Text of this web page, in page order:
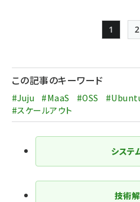
Page
1 2
この記事のキーワード
#Juju #MaaS #OSS
#スケールアウト
システ
技術